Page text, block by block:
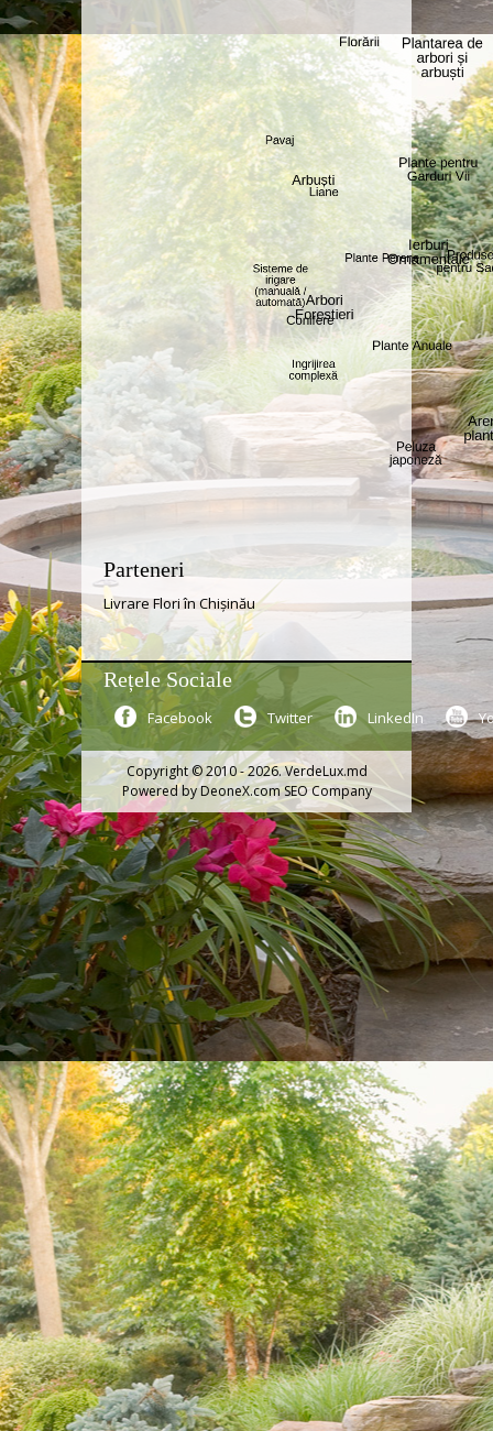
Parteneri
Livrare Flori în Chișinău
Rețele Sociale
Facebook Twitter LinkedIn
Copyright © 2010 - 2026. VerdeLux.md
Powered byDeoneX.com SEO Company